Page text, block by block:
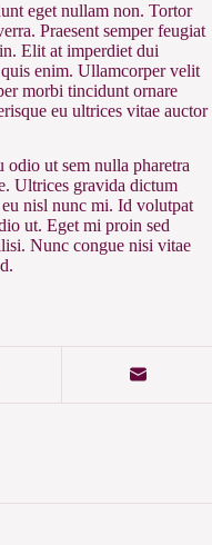
eget nullam non. Tortor
Praesent semper feugiat
Elit at imperdiet dui
enim. Ullamcorper velit
morbi tincidunt ornare
eu ultrices vitae auctor
ut sem nulla pharetra
Ultrices gravida dictum
nisl nunc mi. Id volutpat
ut. Eget mi proin sed
Nunc congue nisi vitae